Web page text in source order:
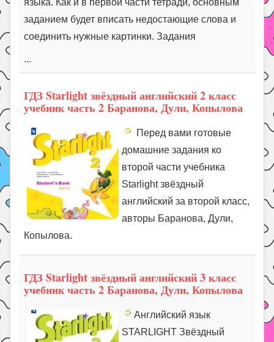
языка. Как и в первой части тетради, основным
заданием будет вписать недостающие слова и
соединить нужные картинки. Задания
...
ГДЗ Starlight звёздный английский 2 класс
учебник часть 2 Баранова, Дули, Копылова
Перед вами готовые
домашние задания ко
второй части учебника
Starlight звёздный
английский за второй класс,
авторы Баранова, Дули,
Копылова.
ГДЗ Starlight звёздный английский 3 класс
учебник часть 2 Баранова, Дули, Копылова
Английский язык
STARLIGHT Звёздный